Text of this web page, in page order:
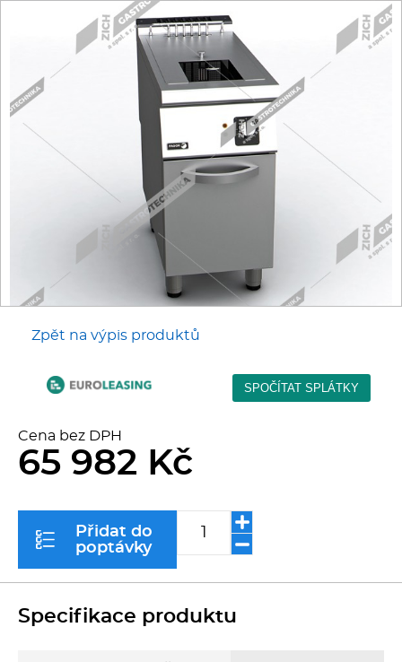
Fritézy
Gastronádoby
PIZZA technologie
Grilovací desky - Grily
Prostředky-Změkčovače
Řeznické stroje
Konvektomaty/Pece
Kotle
Zpět na výpis produktů
Cena bez DPH
65 982 Kč
Přidat do
poptávky
Specifikace produktu